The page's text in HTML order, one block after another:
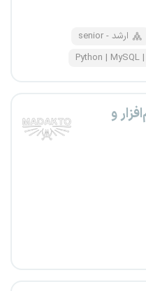
senior - ارشد
Python | MySQL |
و